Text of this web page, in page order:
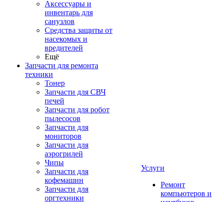
Аксессуары и
инвентарь для
санузлов
Средства защиты от
насекомых и
вредителей
Ещё
Запчасти для ремонта
техники
Тонер
Запчасти для СВЧ
печей
Запчасти для робот
пылесосов
Запчасти для
мониторов
Запчасти для
аэрогрилей
Чипы
Запчасти для
кофемашин
Запчасти для
оргтехники
Услуги
Ремонт
компьютеров и